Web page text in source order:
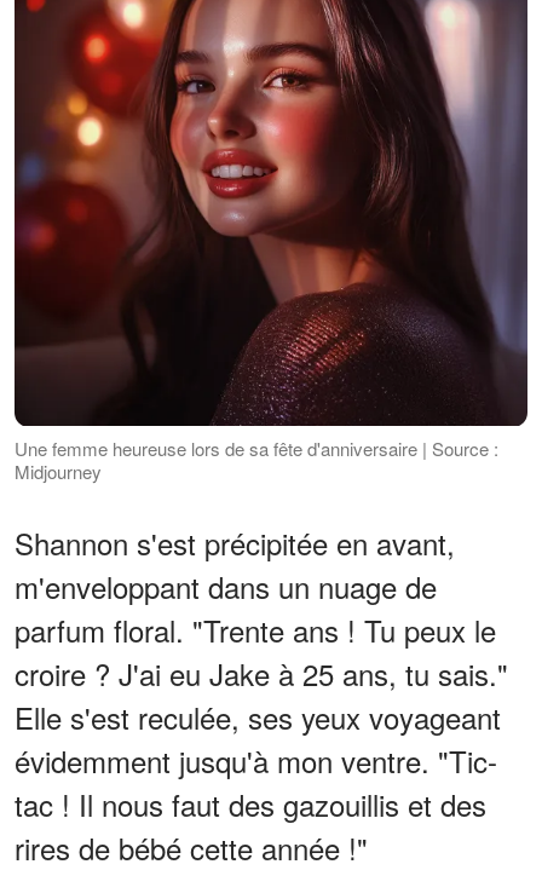
Une femme heureuse lors de sa fête d'anniversaire | Source :
Midjourney
Shannon s'est précipitée en avant,
m'enveloppant dans un nuage de
parfum floral. "Trente ans ! Tu peux le
croire ? J'ai eu Jake à 25 ans, tu sais."
Elle s'est reculée, ses yeux voyageant
évidemment jusqu'à mon ventre. "Tic-
tac ! Il nous faut des gazouillis et des
rires de bébé cette année !"